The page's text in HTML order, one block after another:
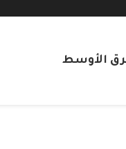
الأوسط